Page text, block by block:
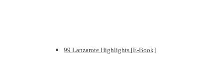
99 Lanzarote Highlights [E-Book]